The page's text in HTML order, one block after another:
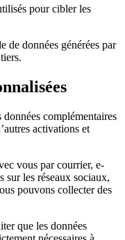
pour cibler les
de données générées par
complémentaires
activations et
vous par courrier, e-
sur les réseaux sociaux,
pouvons collecter des
que les données